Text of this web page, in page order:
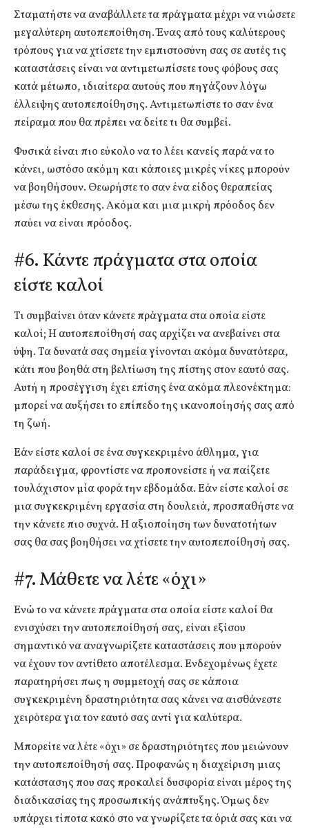
Σταματήστε να αναβάλλετε τα πράγματα μέχρι να νιώσετε
μεγαλύτερη αυτοπεποίθηση. Ένας από τους καλύτερους
τρόπους για να χτίσετε την εμπιστοσύνη σας σε αυτές τις
καταστάσεις είναι να αντιμετωπίσετε τους φόβους σας
κατά μέτωπο, ιδιαίτερα αυτούς που πηγάζουν λόγω
έλλειψης αυτοπεποίθησης. Αντιμετωπίστε το σαν ένα
πείραμα που θα πρέπει να δείτε τι θα συμβεί.
Φυσικά είναι πιο εύκολο να το λέει κανείς παρά να το
κάνει, ωστόσο ακόμη και κάποιες μικρές νίκες μπορούν
να βοηθήσουν. Θεωρήστε το σαν ένα είδος θεραπείας
μέσω της έκθεσης. Ακόμα και μια μικρή πρόοδος δεν
παύει να είναι πρόοδος.
#6. Κάντε πράγματα στα οποία
είστε καλοί
Τι συμβαίνει όταν κάνετε πράγματα στα οποία είστε
καλοί; Η αυτοπεποίθησή σας αρχίζει να ανεβαίνει στα
ύψη. Τα δυνατά σας σημεία γίνονται ακόμα δυνατότερα,
κάτι που βοηθά στη βελτίωση της πίστης στον εαυτό σας.
Αυτή η προσέγγιση έχει επίσης ένα ακόμα πλεονέκτημα:
μπορεί να αυξήσει το επίπεδο της ικανοποίησής σας από
τη ζωή.
Εάν είστε καλοί σε ένα συγκεκριμένο άθλημα, για
παράδειγμα, φροντίστε να προπονείστε ή να παίζετε
τουλάχιστον μία φορά την εβδομάδα. Εάν είστε καλοί σε
μια συγκεκριμένη εργασία στη δουλειά, προσπαθήστε να
την κάνετε πιο συχνά. Η αξιοποίηση των δυνατοτήτων
σας θα σας βοηθήσει να χτίσετε την αυτοπεποίθησή σας.
#7. Μάθετε να λέτε «όχι»
Ενώ το να κάνετε πράγματα στα οποία είστε καλοί θα
ενισχύσει την αυτοπεποίθησή σας, είναι εξίσου
σημαντικό να αναγνωρίζετε καταστάσεις που μπορούν
να έχουν τον αντίθετο αποτέλεσμα. Ενδεχομένως έχετε
παρατηρήσει πως η συμμετοχή σας σε κάποια
συγκεκριμένη δραστηριότητα σας κάνει να αισθάνεστε
χειρότερα για τον εαυτό σας αντί για καλύτερα.
Μπορείτε να λέτε «όχι» σε δραστηριότητες που μειώνουν
την αυτοπεποίθησή σας. Προφανώς η διαχείριση μιας
κατάστασης που σας προκαλεί δυσφορία είναι μέρος της
διαδικασίας της προσωπικής ανάπτυξης. Όμως δεν
υπάρχει τίποτα κακό στο να γνωρίζετε τα όριά σας και να